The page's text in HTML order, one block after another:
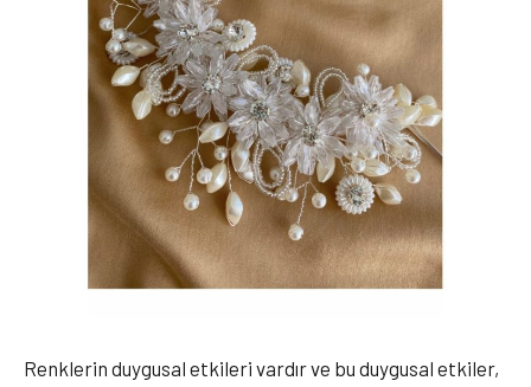
Renklerin duygusal etkileri vardır ve bu duygusal etkiler,